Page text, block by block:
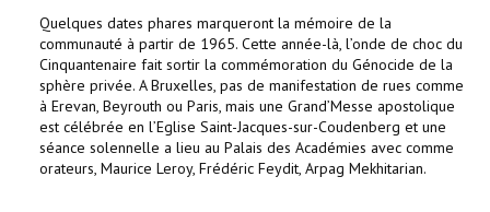
Quelques dates phares marqueront la mémoire de la
communauté à partir de 1965. Cette année-là, l’onde de choc du
Cinquantenaire fait sortir la commémoration du Génocide de la
sphère privée. A Bruxelles, pas de manifestation de rues comme
à Erevan, Beyrouth ou Paris, mais une Grand’Messe apostolique
est célébrée en l’Eglise Saint-Jacques-sur-Coudenberg et une
séance solennelle a lieu au Palais des Académies avec comme
orateurs, Maurice Leroy, Frédéric Feydit, Arpag Mekhitarian.